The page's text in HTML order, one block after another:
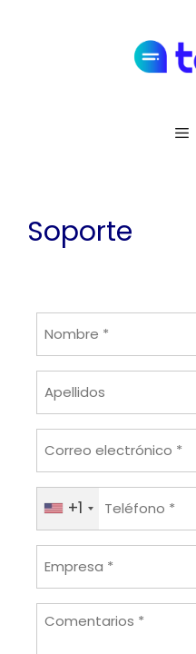
Soporte
*
electrónico
* +1
*
Comentarios